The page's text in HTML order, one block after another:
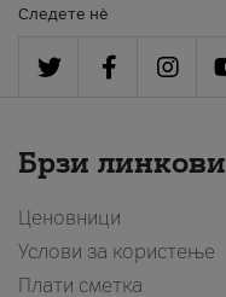
Следете нè
Брзи линкови
Ценовници
Услови за користење
Плати сметка